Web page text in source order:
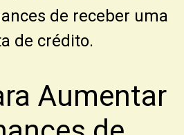
de receber uma
de crédito.
Aumentar